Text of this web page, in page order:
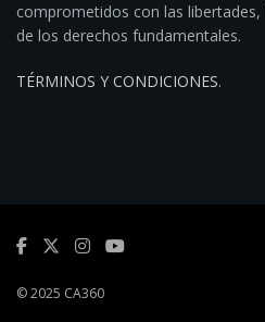
comprometidos con las
de los derechos fundamentales.
TÉRMINOS Y CONDICIONES.
© 2025 CA360